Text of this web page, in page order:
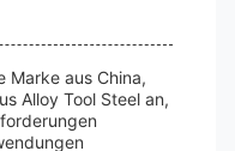
Marke aus China,
Alloy Tool Steel an,